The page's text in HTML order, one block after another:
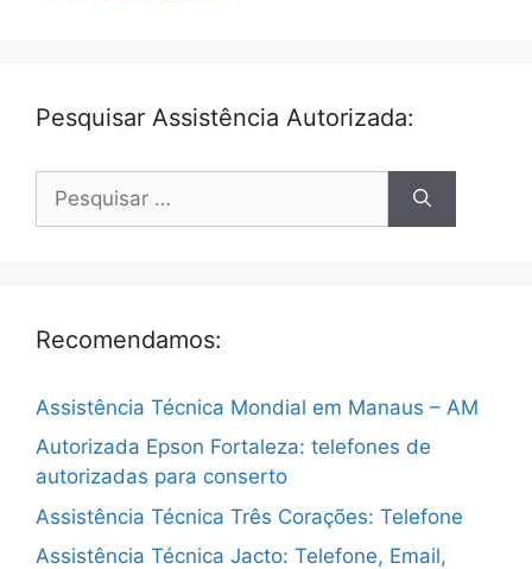
Pesquisar Assistência Autorizada:
por:
Recomendamos:
Assistência Técnica Mondial em Manaus – AM
Autorizada Epson Fortaleza: telefones de
autorizadas para conserto
Assistência Técnica Três Corações: Telefone
Assistência Técnica Jacto: Telefone, Email,